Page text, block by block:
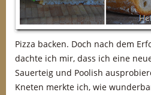
Pizza backen. Doch nach dem
dachte ich mir, dass ich eine
Sauerteig und Poolish
Kneten merkte ich, wie